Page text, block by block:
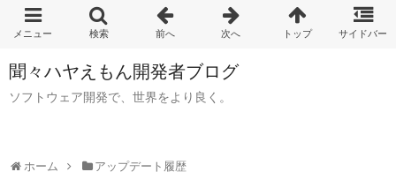
聞々ハヤえもん開発者ブログ
ソフトウェア開発で、世界をより良く。
ホーム アップデート履歴